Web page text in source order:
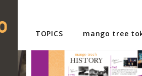
TOPICS mango tree